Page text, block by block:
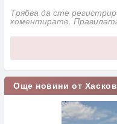
Трябва да сте
коментирате.
Още новини от